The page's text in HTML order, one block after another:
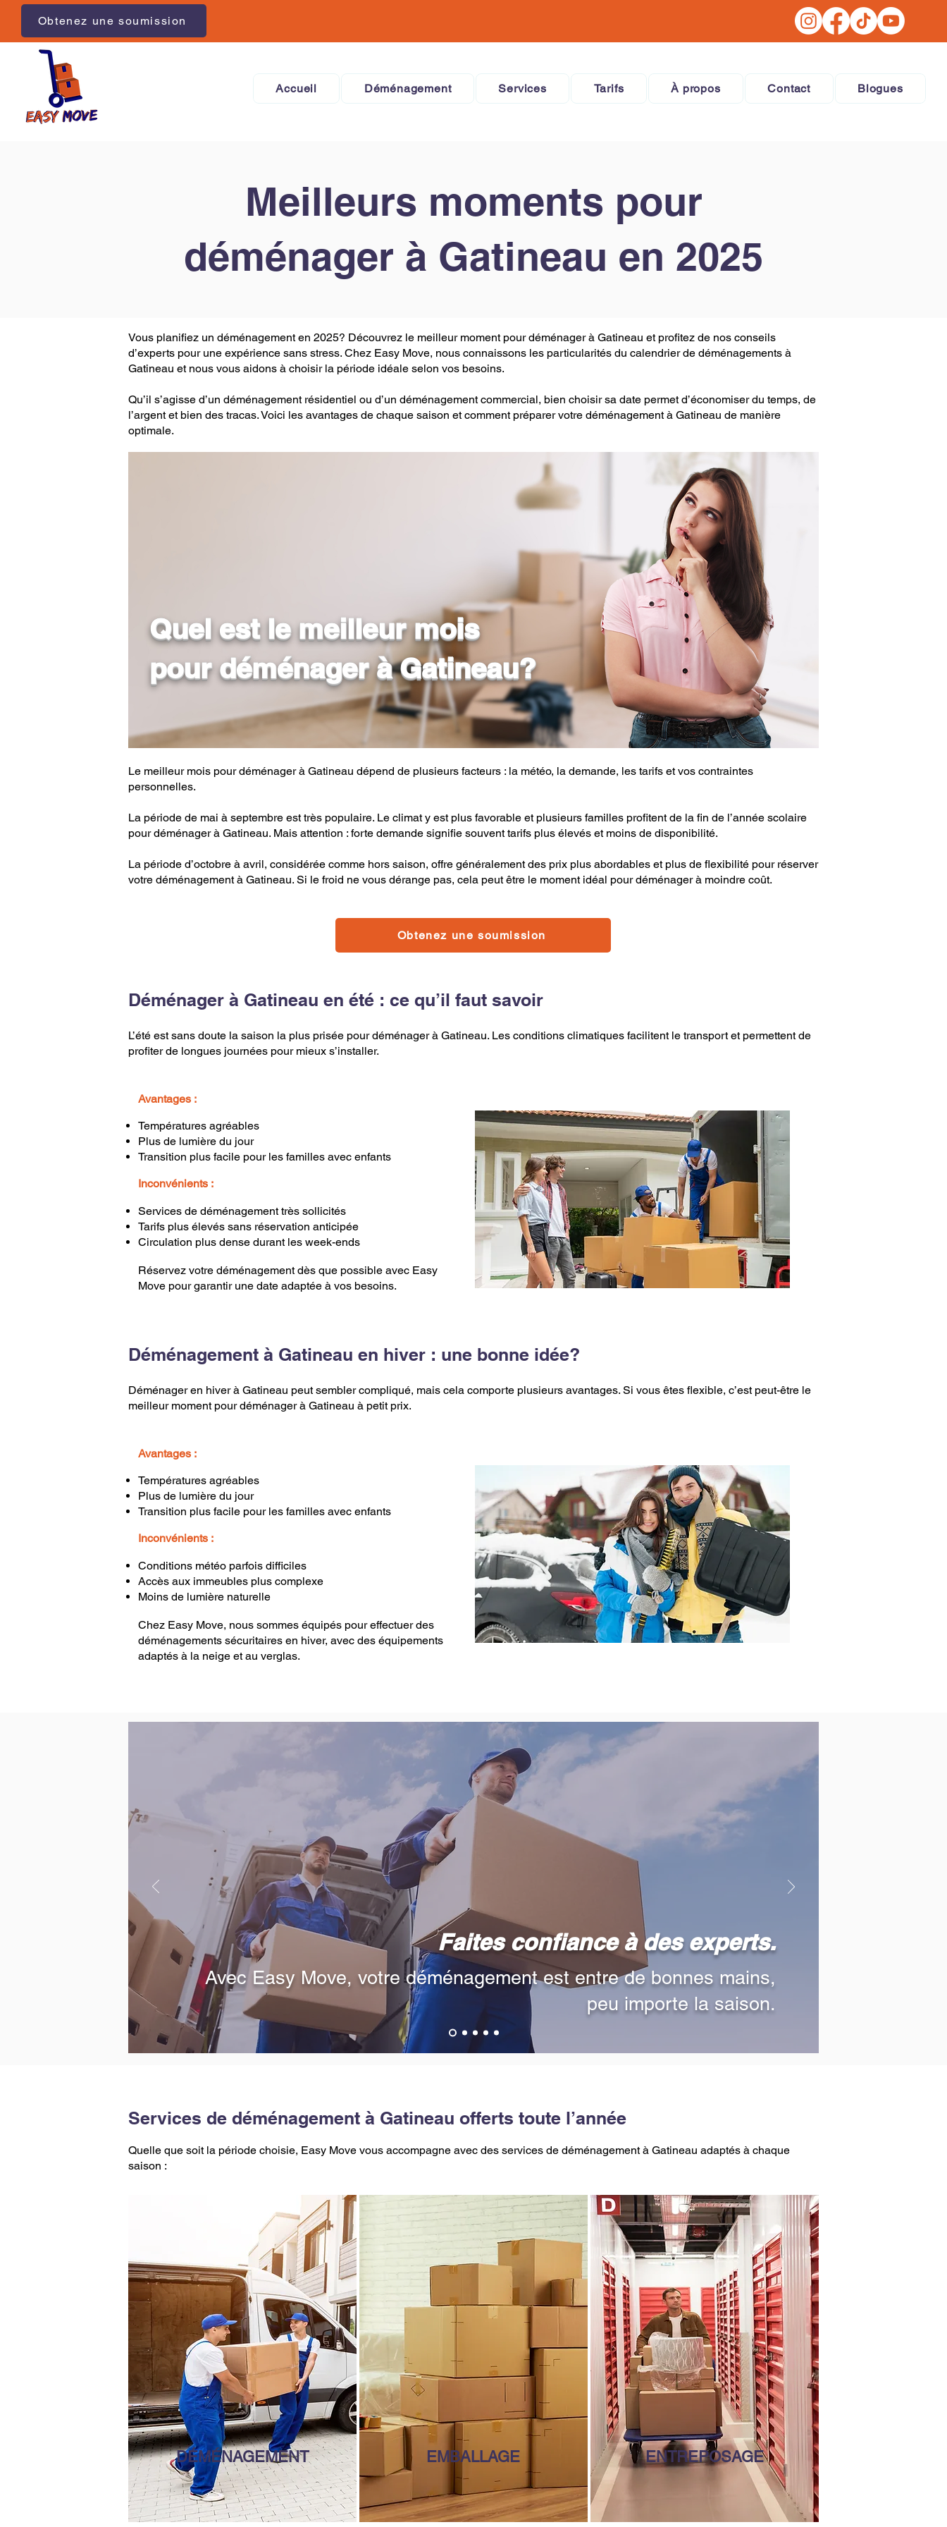
Obtenez une soumission
Accueil Déménagement Services Tarifs À propos Contact Blogues
Meilleurs moments pour
déménager à Gatineau en 2025
Vous planifiez un déménagement en 2025? Découvrez le meilleur moment pour déménager à Gatineau et profitez de nos conseils
d’experts pour une expérience sans stress. Chez Easy Move, nous connaissons les particularités du calendrier de déménagements à
Gatineau et nous vous aidons à choisir la période idéale selon vos besoins.
Qu’il s’agisse d’un déménagement résidentiel ou d’un déménagement commercial, bien choisir sa date permet d’économiser du temps, de
l’argent et bien des tracas. Voici les avantages de chaque saison et comment préparer votre déménagement à Gatineau de manière
optimale.
Quel est le meilleur mois
pour déménager à Gatineau?
Le meilleur mois pour déménager à Gatineau dépend de plusieurs facteurs : la météo, la demande, les tarifs et vos contraintes
personnelles.
La période de mai à septembre est très populaire. Le climat y est plus favorable et plusieurs familles profitent de la fin de l’année scolaire
pour déménager à Gatineau. Mais attention : forte demande signifie souvent tarifs plus élevés et moins de disponibilité.
La période d’octobre à avril, considérée comme hors saison, offre généralement des prix plus abordables et plus de flexibilité pour réserver
votre déménagement à Gatineau. Si le froid ne vous dérange pas, cela peut être le moment idéal pour déménager à moindre coût.
Obtenez une soumission
Déménager à Gatineau en été : ce qu’il faut savoir
L’été est sans doute la saison la plus prisée pour déménager à Gatineau. Les conditions climatiques facilitent le transport et permettent de
profiter de longues journées pour mieux s’installer.
Avantages :
Températures agréables
Plus de lumière du jour
Transition plus facile pour les familles avec enfants
Inconvénients :
Services de déménagement très sollicités
Tarifs plus élevés sans réservation anticipée
Circulation plus dense durant les week-ends
Réservez votre déménagement dès que possible avec Easy
Move pour garantir une date adaptée à vos besoins.
Déménagement à Gatineau en hiver : une bonne idée?
Déménager en hiver à Gatineau peut sembler compliqué, mais cela comporte plusieurs avantages. Si vous êtes flexible, c’est peut-être le
meilleur moment pour déménager à Gatineau à petit prix.
Avantages :
Températures agréables
Plus de lumière du jour
Transition plus facile pour les familles avec enfants
Inconvénients :
Conditions météo parfois difficiles
Accès aux immeubles plus complexe
Moins de lumière naturelle
Chez Easy Move, nous sommes équipés pour effectuer des
déménagements sécuritaires en hiver, avec des équipements
adaptés à la neige et au verglas.
Faites confiance à des experts.
​Avec Easy Move, votre déménagement est entre de bonnes mains,
peu importe la saison.
Services de déménagement à Gatineau offerts toute l’année
Quelle que soit la période choisie, Easy Move vous accompagne avec des services de déménagement à Gatineau adaptés à chaque
saison :
DÉMÉNAGEMENT EMBALLAGE ENTREPOSAGE